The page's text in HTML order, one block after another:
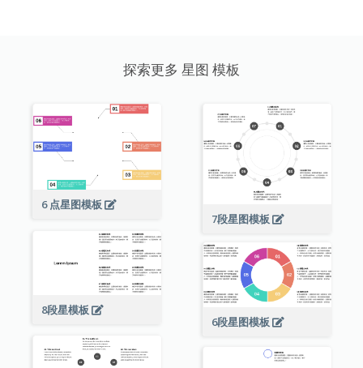
探索更多 星图 模板
6 点星图模板
7段星图模板
8段星模板
6段星图模板